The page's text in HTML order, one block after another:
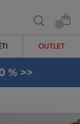
OUTLET
% >>